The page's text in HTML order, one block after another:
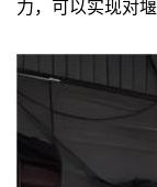
力，可以实现对